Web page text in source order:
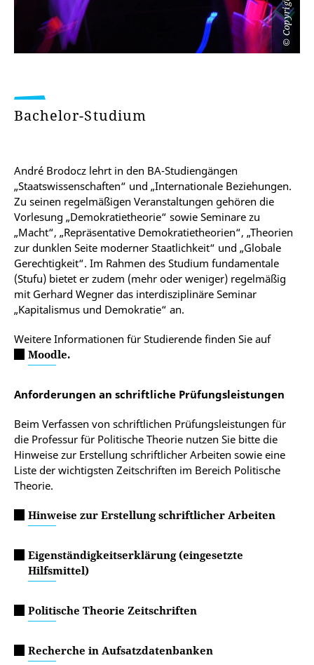
©
Bachelor-Studium
André Brodocz lehrt in den BA-Studiengängen
„Staatswissenschaften“ und „Internationale Beziehungen.
Zu seinen regelmäßigen Veranstaltungen gehören die
Vorlesung „Demokratietheorie“ sowie Seminare zu
„Macht“, „Repräsentative Demokratietheorien“, „Theorien
zur dunklen Seite moderner Staatlichkeit“ und „Globale
Gerechtigkeit“. Im Rahmen des Studium fundamentale
(Stufu) bietet er zudem (mehr oder weniger) regelmäßig
mit Gerhard Wegner das interdisziplinäre Seminar
„Kapitalismus und Demokratie“ an.
Weitere Informationen für Studierende finden Sie auf
Moodle.
Anforderungen an schriftliche Prüfungsleistungen
Beim Verfassen von schriftlichen Prüfungsleistungen für
die Professur für Politische Theorie nutzen Sie bitte die
Hinweise zur Erstellung schriftlicher Arbeiten sowie eine
Liste der wichtigsten Zeitschriften im Bereich Politische
Theorie.
Hinweise zur Erstellung schriftlicher Arbeiten
Eigenständigkeitserklärung (eingesetzte
Hilfsmittel)
Politische Theorie Zeitschriften
Recherche in Aufsatzdatenbanken